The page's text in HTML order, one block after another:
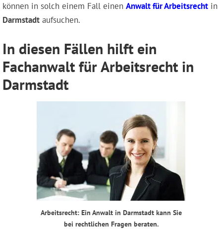
können in solch einem Fall einen Anwalt für Arbeitsrecht in
Darmstadt aufsuchen.
In diesen Fällen hilft ein
Fachanwalt für Arbeitsrecht in
Darmstadt
Arbeitsrecht: Ein Anwalt in Darmstadt kann Sie
bei rechtlichen Fragen beraten.